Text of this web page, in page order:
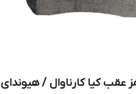
عقب کیا کارناوال / هیوندای